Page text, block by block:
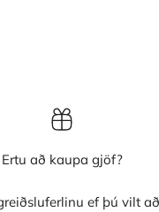
Ertu að kaupa gjöf?
ef þú vilt